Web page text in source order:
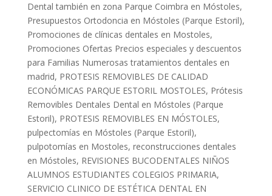
Dental también en zona Parque Coimbra en Móstoles,
Presupuestos Ortodoncia en Móstoles (Parque Estoril),
Promociones de clínicas dentales en Mostoles,
Promociones Ofertas Precios especiales y descuentos
para Familias Numerosas tratamientos dentales en
madrid, PROTESIS REMOVIBLES DE CALIDAD
ECONÓMICAS PARQUE ESTORIL MOSTOLES, Prótesis
Removibles Dentales Dental en Móstoles (Parque
Estoril), PROTESIS REMOVIBLES EN MÓSTOLES,
pulpectomías en Móstoles (Parque Estoril),
pulpotomías en Mostoles, reconstrucciones dentales
en Móstoles, REVISIONES BUCODENTALES NIÑOS
ALUMNOS ESTUDIANTES COLEGIOS PRIMARIA,
SERVICIO CLINICO DE ESTÉTICA DENTAL EN